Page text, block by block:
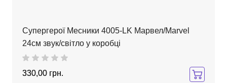
Супергерої Месники 4005-LK Марвел/Marvel
24см звук/світло у коробці
330,00 грн.